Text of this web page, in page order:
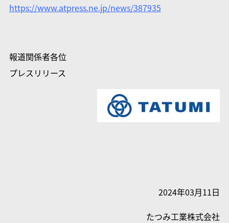
https://www.atpress.ne.jp/news/387935
報道関係者各位
プレスリリース
2024年03月11日
たつみ工業株式会社